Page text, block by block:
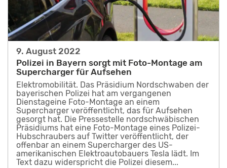
9. August 2022
Polizei in Bayern sorgt mit Foto-Montage am
Supercharger für Aufsehen
Elektromobilität. Das Präsidium Nordschwaben der
bayerischen Polizei hat am vergangenen
Dienstageine Foto-Montage an einem
Supercharger veröffentlicht, das für Aufsehen
gesorgt hat. Die Pressestelle nordschwäbischen
Präsidiums hat eine Foto-Montage eines Polizei-
Hubschraubers auf Twitter veröffentlicht, der
offenbar an einem Supercharger des US-
amerikanischen Elektroautobauers Tesla lädt. Im
Text dazu widerspricht die Polizei diesem...